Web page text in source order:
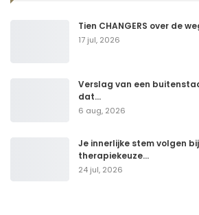
Tien CHANGERS over de
17 jul, 2026
Verslag van een
dat…
6 aug, 2026
Je innerlijke stem volgen
therapiekeuze…
24 jul, 2026